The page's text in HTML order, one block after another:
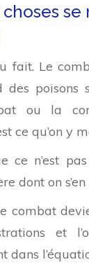
choses
fait. Le
poisons
ou la
ce qu’on y
ce n’est
dont on s’en
combat
et
dans